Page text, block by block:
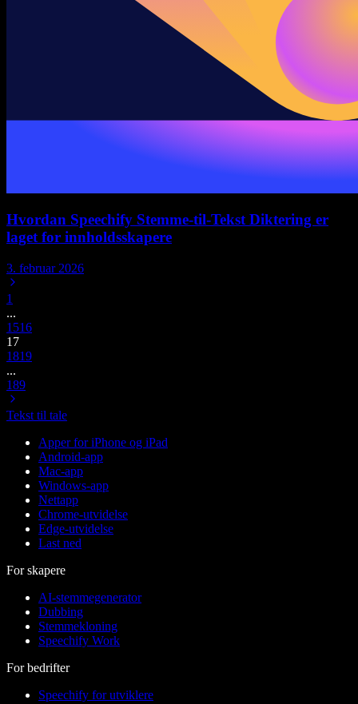
Hvordan Speechify Stemme-til-Tekst Diktering er
laget for innholdsskapere
3. februar 2026
1
...
1516
17
1819
...
189
Tekst til tale
Apper for iPhone og iPad
Android-app
Mac-app
Windows-app
Nettapp
Chrome-utvidelse
Edge-utvidelse
Last ned
For skapere
AI-stemmegenerator
Dubbing
Stemmekloning
Speechify Work
For bedrifter
Speechify for utviklere